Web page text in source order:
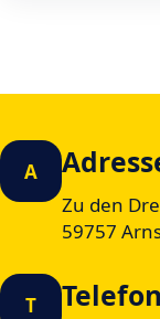
A
Zu den
59757
T Telefon